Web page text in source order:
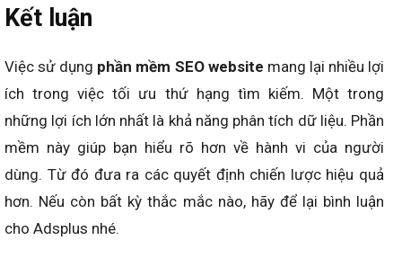
Kết luận
Việc sử dụng phần mềm SEO website mang lại nhiều lợi
ích trong việc tối ưu thứ hạng tìm kiếm. Một trong
những lợi ích lớn nhất là khả năng phân tích dữ liệu. Phần
mềm này giúp bạn hiểu rõ hơn về hành vi của người
dùng. Từ đó đưa ra các quyết định chiến lược hiệu quả
hơn. Nếu còn bất kỳ thắc mắc nào, hãy để lại bình luận
cho Adsplus nhé.